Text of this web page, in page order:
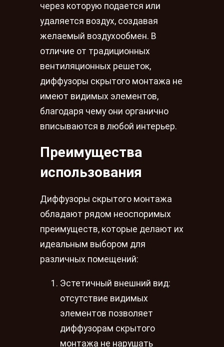
через которую подается или
удаляется воздух, создавая
желаемый воздухообмен. В
отличие от традиционных
вентиляционных решеток,
диффузоры скрытого монтажа не
имеют видимых элементов,
благодаря чему они органично
вписываются в любой интерьер.
Преимущества
использования
Диффузоры скрытого монтажа
обладают рядом неоспоримых
преимуществ, которые делают их
идеальным выбором для
различных помещений:
Эстетичный внешний вид:
отсутствие видимых
элементов позволяет
диффузорам скрытого
монтажа не нарушать